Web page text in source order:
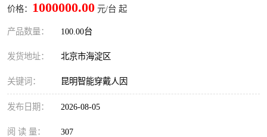
价格： 1000000.00 元/台 起
产品数量： 100.00台
发货地址： 北京市海淀区
关键词： 昆明智能穿戴人因
发布日期： 2026-08-05
阅 读 量： 307